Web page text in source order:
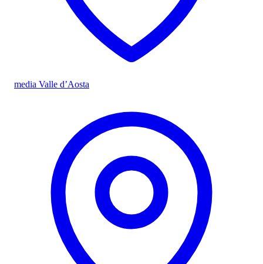
media Valle d’Aosta